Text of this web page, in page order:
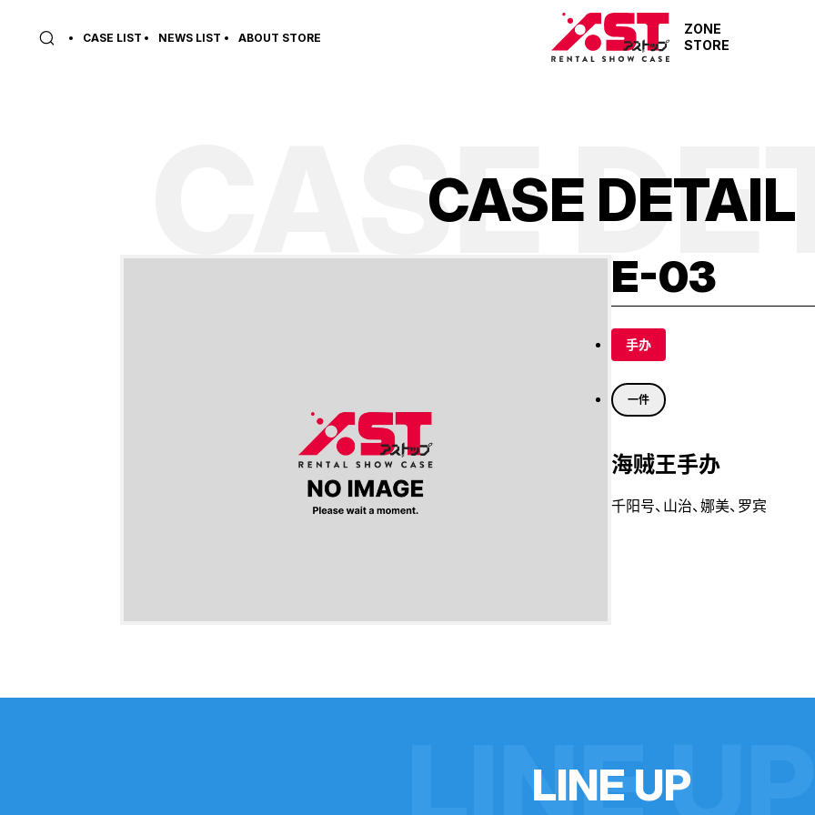
CASE LIST NEWS LIST ABOUT STORE
ZONE
STORE
CASE DETAIL
CASE E-03
手办
一件
海贼王手办
千阳号、山治、娜美、罗宾
LINE UP
LINE UP